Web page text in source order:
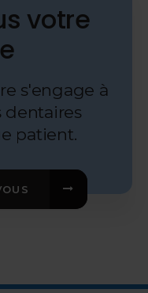
votre
s'engage à
dentaires
patient.